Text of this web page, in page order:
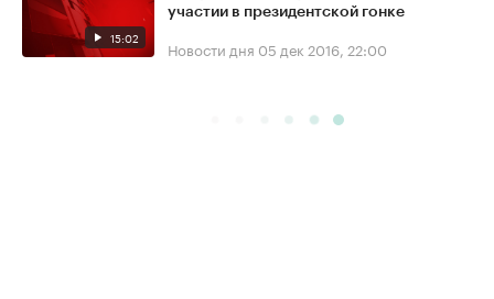
15:02
участии в президентской гонке
Новости дня 05 дек 2016, 22:00